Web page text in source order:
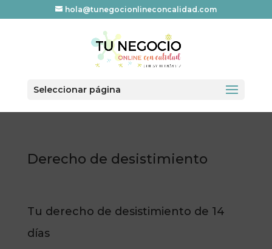
hola@tunegocionlineconcalidad.com
Seleccionar página
Derecho de desistimiento
Tu derecho de desistimiento de 14
días